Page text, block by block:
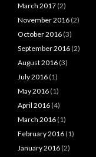
March 2017 (2)
November 2016 (2)
October 2016 (3)
September 2016 (2)
August 2016 (3)
July 2016 (1)
May 2016 (1)
April 2016 (4)
March 2016 (1)
February 2016 (1)
January 2016 (2)